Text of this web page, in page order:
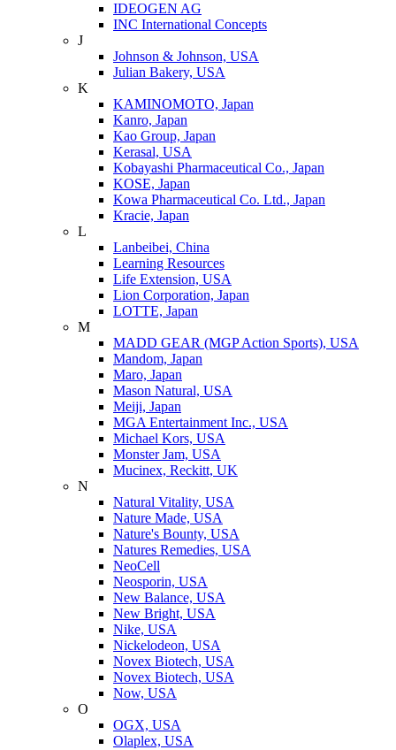
IDEOGEN AG
INC International Concepts
J
Johnson & Johnson, USA
Julian Bakery, USA
K
KAMINOMOTO, Japan
Kanro, Japan
Kao Group, Japan
Kerasal, USA
Kobayashi Pharmaceutical Co., Japan
KOSE, Japan
Kowa Pharmaceutical Co. Ltd., Japan
Kracie, Japan
L
Lanbeibei, China
Learning Resources
Life Extension, USA
Lion Corporation, Japan
LOTTE, Japan
M
MADD GEAR (MGP Action Sports), USA
Mandom, Japan
Maro, Japan
Mason Natural, USA
Meiji, Japan
MGA Entertainment Inc., USA
Michael Kors, USA
Monster Jam, USA
Mucinex, Reckitt, UK
N
Natural Vitality, USA
Nature Made, USA
Nature's Bounty, USA
Natures Remedies, USA
NeoCell
Neosporin, USA
New Balance, USA
New Bright, USA
Nike, USA
Niсkelodeon, USA
Novex Biotech, USA
Novex Biotech, USA
Now, USA
O
OGX, USA
Olaplex, USA